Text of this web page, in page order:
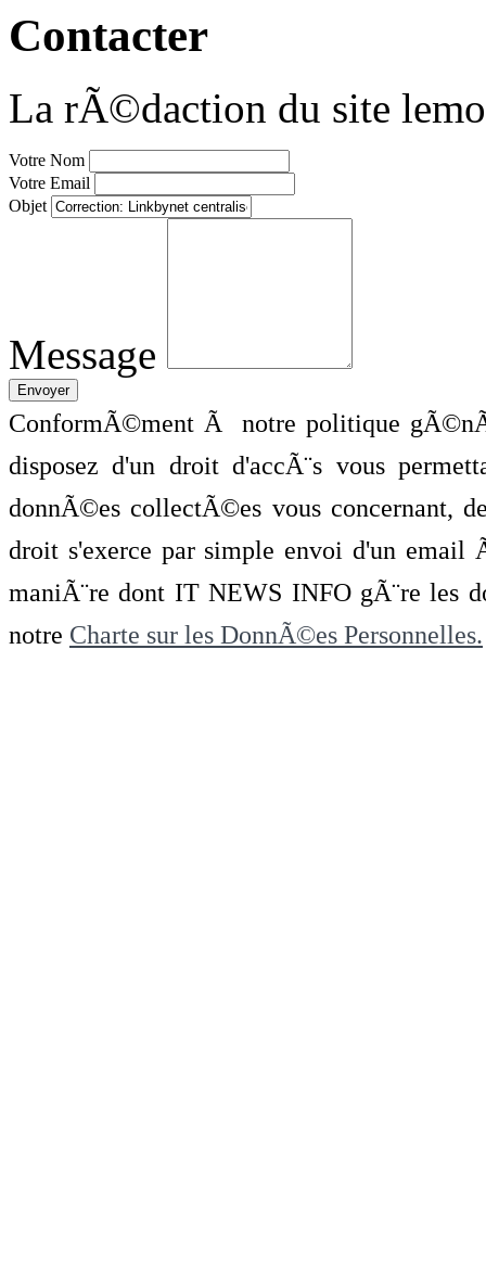
Contacter
La rÃ©daction du site
Votre Nom
Votre Email
Objet
Message
ConformÃ©ment Ã notre politique
disposez d'un droit d'accÃ¨s vous
donnÃ©es collectÃ©es vous concernant,
droit s'exerce par simple envoi d'un
maniÃ¨re dont IT NEWS INFO gÃ¨re les
notre Charte sur les DonnÃ©es Personnelles.